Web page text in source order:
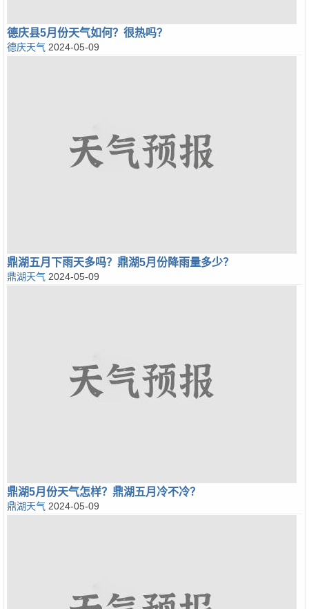
德庆县5月份天气如何？很热吗？
德庆天气 2024-05-09
鼎湖五月下雨天多吗？鼎湖5月份降雨量多少？
鼎湖天气 2024-05-09
鼎湖5月份天气怎样？鼎湖五月冷不冷？
鼎湖天气 2024-05-09